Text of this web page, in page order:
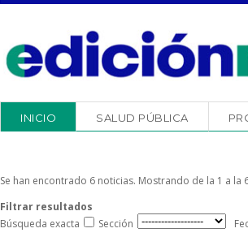
INICIO SALUD PÚBLICA
Se han encontrado 6 noticias. Mostrando de la 1 a la
Filtrar resultados
Búsqueda exacta
Sección